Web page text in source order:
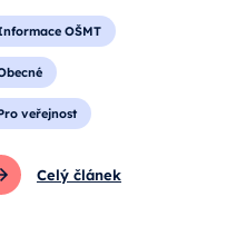
OŠMT
veřejnost
Celý článek